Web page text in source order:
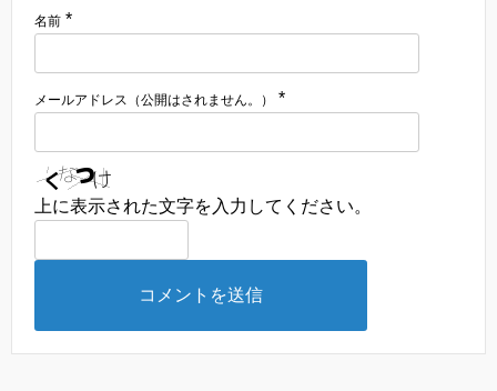
名前 *
メールアドレス（公開はされません。） *
上に表示された文字を入力してください。